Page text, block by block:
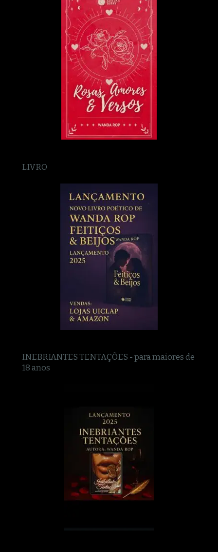
LIVRO
INEBRIANTES TENTAÇÕES - para maiores de
18 anos